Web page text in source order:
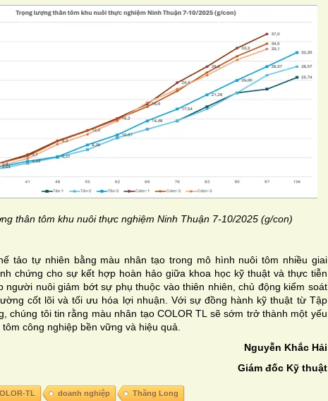
thân tôm khu nuôi thực nghiệm Ninh Thuận 7-10/2025 (g/con)
tảo tự nhiên bằng màu nhân tạo trong mô hình nuôi tôm nhiều giai
chứng cho sự kết hợp hoàn hảo giữa khoa học kỹ thuật và thực tiễn
người nuôi giảm bớt sự phụ thuộc vào thiên nhiên, chủ động kiểm soát
cốt lõi và tối ưu hóa lợi nhuận. Với sự đồng hành kỹ thuật từ Tập
chúng tôi tin rằng màu nhân tạo COLOR TL sẽ sớm trở thành một yếu
công nghiệp bền vững và hiệu quả.
Nguyễn Khắc Hải
Giám đốc Kỹ thuật
TL doanh nghiệp Thăng Long